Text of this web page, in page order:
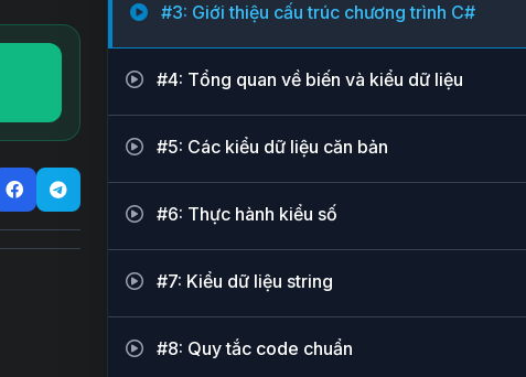
#3: Giới thiệu cấu trúc chương trình C#
#4: Tổng quan về biến và kiểu dữ liệu
#5: Các kiểu dữ liệu căn bản
#6: Thực hành kiểu số
#7: Kiểu dữ liệu string
#8: Quy tắc code chuẩn